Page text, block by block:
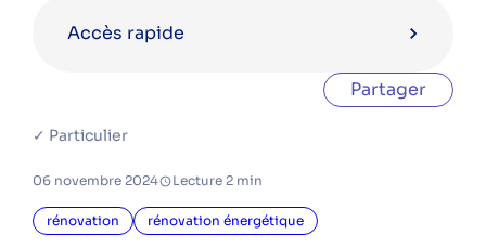
Accès rapide
Catégories
copropriété
Partager
✓ Particulier
06 novembre 2024 Lecture 2 min
rénovation rénovation énergétique